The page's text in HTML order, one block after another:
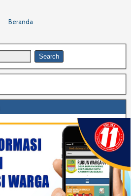
Beranda